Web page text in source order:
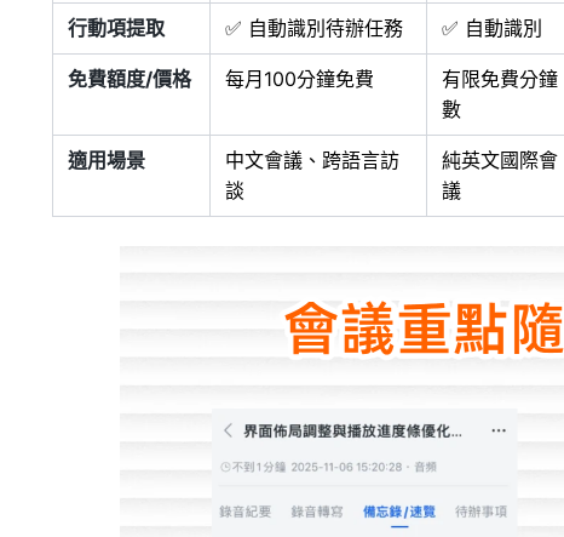
行動項提取 ✅ 自動識別待辦任務 ✅ 自動識別
免費額度/價格 每月100分鐘免費
有限免費分鐘
數
適用場景
中文會議、跨語言訪
談
純英文國際會
議